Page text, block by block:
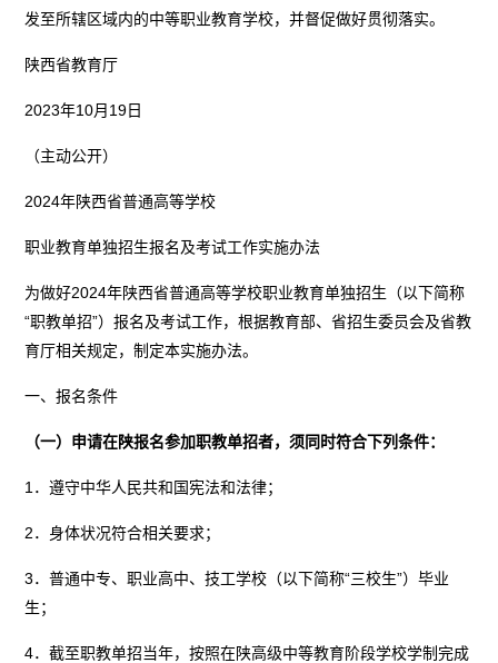
发至所辖区域内的中等职业教育学校，并督促做好贯彻落实。
陕西省教育厅
2023年10月19日
（主动公开）
2024年陕西省普通高等学校
职业教育单独招生报名及考试工作实施办法
为做好2024年陕西省普通高等学校职业教育单独招生（以下简称
“职教单招”）报名及考试工作，根据教育部、省招生委员会及省教
育厅相关规定，制定本实施办法。
一、报名条件
（一）申请在陕报名参加职教单招者，须同时符合下列条件：
1．遵守中华人民共和国宪法和法律；
2．身体状况符合相关要求；
3．普通中专、职业高中、技工学校（以下简称“三校生”）毕业
生；
4．截至职教单招当年，按照在陕高级中等教育阶段学校学制完成